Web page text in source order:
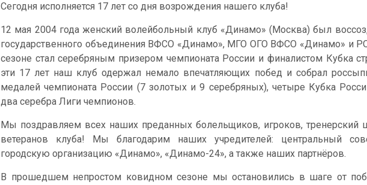
Сегодня исполняется 17 лет со дня возрождения нашего клуба!
12 мая 2004 года женский волейбольный клуб «Динамо» (Москва) был
государственного объединения ВФСО «Динамо», МГО ОГО ВФСО «Динамо» и
сезоне стал серебряным призером чемпионата России и финалистом Кубка
эти 17 лет наш клуб одержал немало впечатляющих побед и собрал
медалей чемпионата России (7 золотых и 9 серебряных), четыре Кубка
два серебра Лиги чемпионов.
Мы поздравляем всех наших преданных болельщиков, игроков, тренерский
ветеранов клуба! Мы благодарим наших учредителей: центральный
городскую организацию «Динамо», «Динамо-24», а также наших партнёров.
В прошедшем непростом ковидном сезоне мы остановились в шаге от